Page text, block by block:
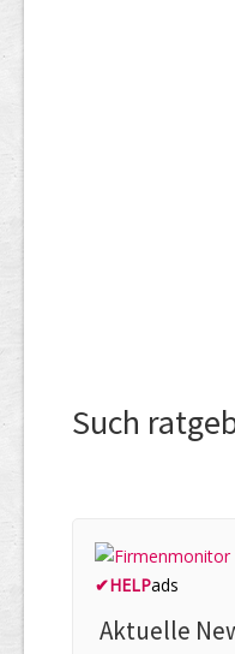
Such
✔HELPads
Aktuelle